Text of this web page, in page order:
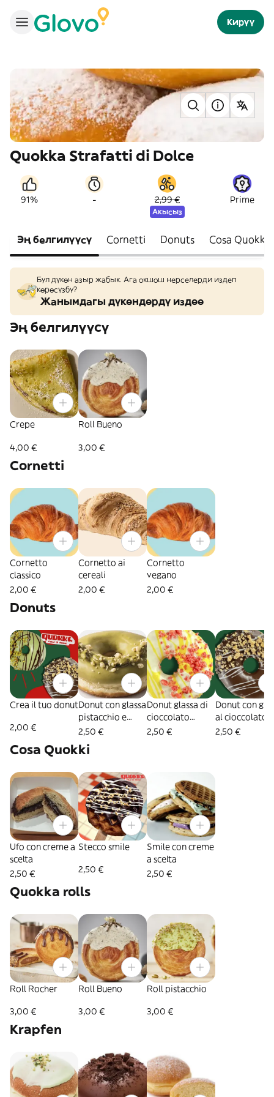
Кирүү
Quokka Strafatti di Dolce
91% - 2,99 €
Акысыз
Prime
Эң белгилүүсү Cornetti Donuts Cosa Quokki
Бул дүкөн азыр жабык. Ага окшош нерселерди издеп
көрөсүзбү?
Жанымдагы дүкөндөрдү издөө
Эң белгилүүсү
Crepe
4,00 €
Roll Bueno
3,00 €
Cornetti
Cornetto
classico
2,00 €
Cornetto ai
cereali
2,00 €
Cornetto
vegano
2,00 €
Donuts
Crea il tuo donut
2,00 €
Donut con glassa
pistacchio e
granella di
2,50 €
Donut glassa di
cioccolato
bianco e
2,50 €
Donut con
al cioccolato e
crumble
2,50 €
Cosa Quokki
Ufo con creme a
scelta
2,50 €
Stecco smile
2,50 €
Smile con creme
a scelta
2,50 €
Quokka rolls
Roll Rocher
3,00 €
Roll Bueno
3,00 €
Roll pistacchio
3,00 €
Krapfen